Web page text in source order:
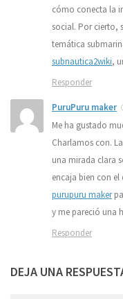
cómo conecta la
social. Por cierto,
temática
subnautica2wiki,
Responder
PuruPuru maker
Me ha gustado
Charlamos con.
una mirada clara
encaja bien con
purupuru maker
y me pareció una
Responder
DEJA UNA